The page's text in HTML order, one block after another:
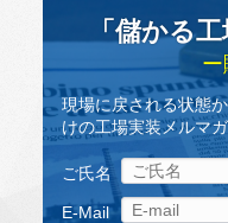
「儲かる
現場に戻される状態
けの工場実装メルマ
ご氏名
E-Mail